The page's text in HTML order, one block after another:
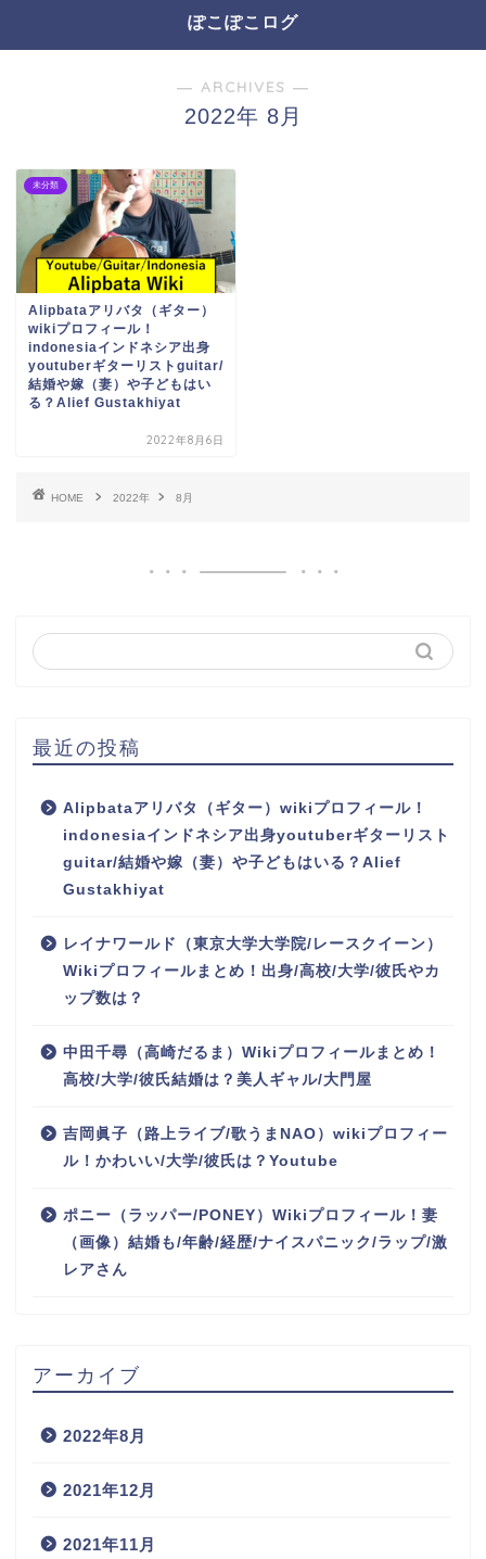
ぽこぽこログ
― ARCHIVES ―
2022年 8月
未分類
Alipbataアリバタ（ギター）
wikiプロフィール！
indonesiaインドネシア出身
youtuberギターリストguitar/
結婚や嫁（妻）や子どもはい
る？Alief Gustakhiyat
2022年8月6日
HOME 2022年 8月
最近の投稿
Alipbataアリバタ（ギター）wikiプロフィール！
indonesiaインドネシア出身youtuberギターリスト
guitar/結婚や嫁（妻）や子どもはいる？Alief
Gustakhiyat
レイナワールド（東京大学大学院/レースクイーン）
Wikiプロフィールまとめ！出身/高校/大学/彼氏やカ
ップ数は？
中田千尋（高崎だるま）Wikiプロフィールまとめ！
高校/大学/彼氏結婚は？美人ギャル/大門屋
吉岡眞子（路上ライブ/歌うまNAO）wikiプロフィー
ル！かわいい/大学/彼氏は？Youtube
ポニー（ラッパー/PONEY）Wikiプロフィール！妻
（画像）結婚も/年齢/経歴/ナイスパニック/ラップ/激
レアさん
アーカイブ
2022年8月
2021年12月
2021年11月